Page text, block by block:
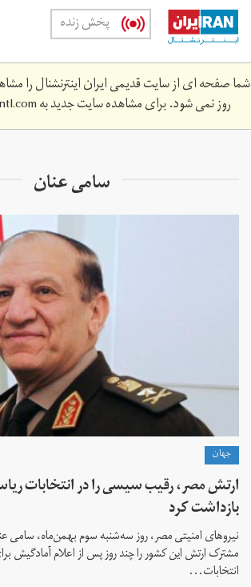
Skip
main
content
پخش زنده
شما صفحه ای از سایت قدیمی ایران اینترنشنال را
روز نمی شود. برای مشاهده سایت جدید به
سامی عنان
جهان
ارتش مصر، رقیب سیسی را در انتخابات
بازداشت کرد
نیروهای امنیتی مصر، روز سه‌شنبه سوم بهمن‌ماه، سامی
مشترک ارتش این کشور را چند روز پس از اعلام آمادگیش
انتخابات...